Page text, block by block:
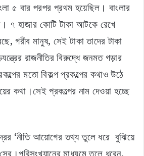
৫ বার পরপর প্রথম হয়েছিল। বাংলার
৭ হাজার কোটি টাকা আটকে রেখে
গরীব মানুষ, সেই টাকা তাদের টাকা
রাজনীতির বিরুদ্ধে জনমত গড়ার
মতো বিকল্প প্রকল্পের কথাও উঠে
কথা।সেই প্রকল্পের নাম দেওয়া হচ্ছে
‘নীতি আয়োগের তথ্য তুলে ধরে বুঝিয়ে
মাধ্যমে তুলে ধরেন,